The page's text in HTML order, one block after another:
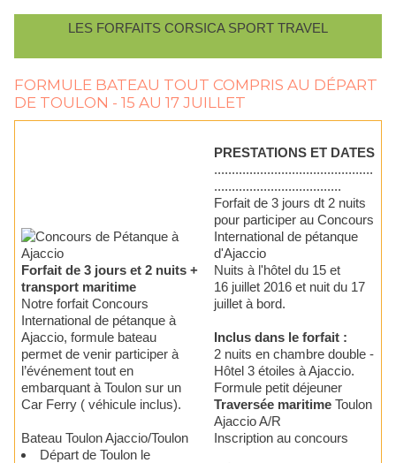
LES FORFAITS CORSICA SPORT TRAVEL
FORMULE BATEAU TOUT COMPRIS AU DÉPART
DE TOULON - 15 AU 17 JUILLET
Forfait de 3 jours et 2 nuits +
transport maritime
Notre forfait Concours
International de pétanque à
Ajaccio, formule bateau
permet de venir participer à
l’événement tout en
embarquant à Toulon sur un
Car Ferry ( véhicule inclus).
Bateau Toulon Ajaccio/Toulon
Départ de Toulon le
PRESTATIONS ET DATES
.............................................
....................................
Forfait de 3 jours dt 2 nuits
pour participer au Concours
International de pétanque
d'Ajaccio
Nuits à l'hôtel du 15 et
16 juillet 2016 et nuit du 17
juillet à bord.
Inclus dans le forfait :
2 nuits en chambre double -
Hôtel 3 étoiles à Ajaccio.
Formule petit déjeuner
Traversée maritime Toulon
Ajaccio A/R
Inscription au concours